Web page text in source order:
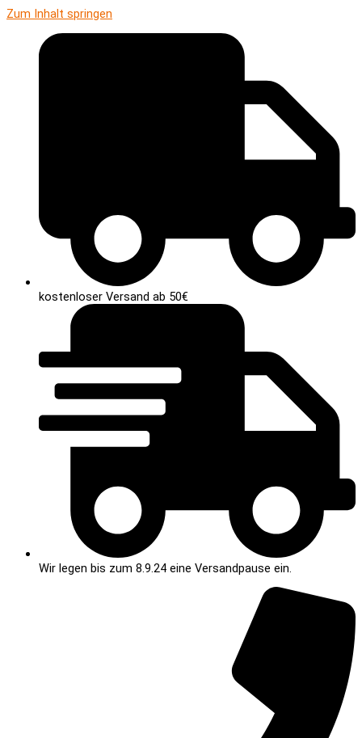
Zum Inhalt springen
kostenloser Versand ab 50€
Wir legen bis zum 8.9.24 eine Versandpause ein.